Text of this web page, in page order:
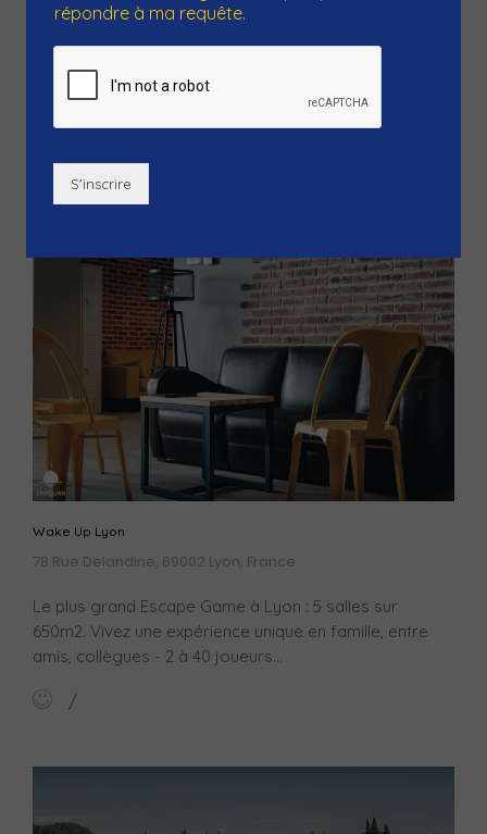
Strasbourg! Venez voler une banque, chasser un
fantôme, collecter du plutonium dans un bunker ou
voler...
Wake Up Lyon
78 Rue Delandine, 69002 Lyon, France
Le plus grand Escape Game à Lyon : 5 salles sur
650m2. Vivez une expérience unique en famille, entre
amis, collègues - 2 à 40 joueurs...
répondre à ma requête.
S'inscrire